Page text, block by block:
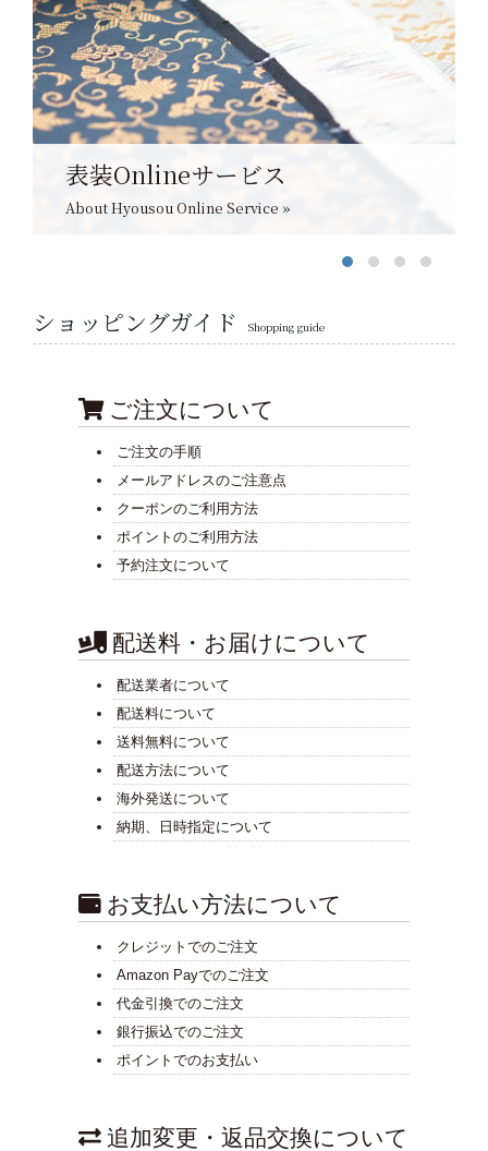
表装Onlineサービス
About Hyousou Online Service »
ショッピングガイド Shopping guide
ご注文について
ご注文の手順
メールアドレスのご注意点
クーポンのご利用方法
ポイントのご利用方法
予約注文について
配送料・お届けについて
配送業者について
配送料について
送料無料について
配送方法について
海外発送について
納期、日時指定について
お支払い方法について
クレジットでのご注文
Amazon Payでのご注文
代金引換でのご注文
銀行振込でのご注文
ポイントでのお支払い
追加変更・返品交換について